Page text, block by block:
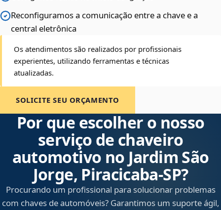
Reconfiguramos a comunicação entre a chave e a
central eletrônica
Os atendimentos são realizados por profissionais
experientes, utilizando ferramentas e técnicas
atualizadas.
SOLICITE SEU ORÇAMENTO
Por que escolher o nosso
serviço de chaveiro
automotivo no Jardim São
Jorge, Piracicaba‑SP?
Procurando um profissional para solucionar problemas
com chaves de automóveis? Garantimos um suporte ágil,